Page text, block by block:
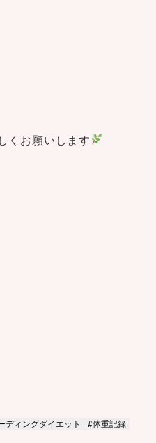
くお願いします
ディングダイエット
#体重記録